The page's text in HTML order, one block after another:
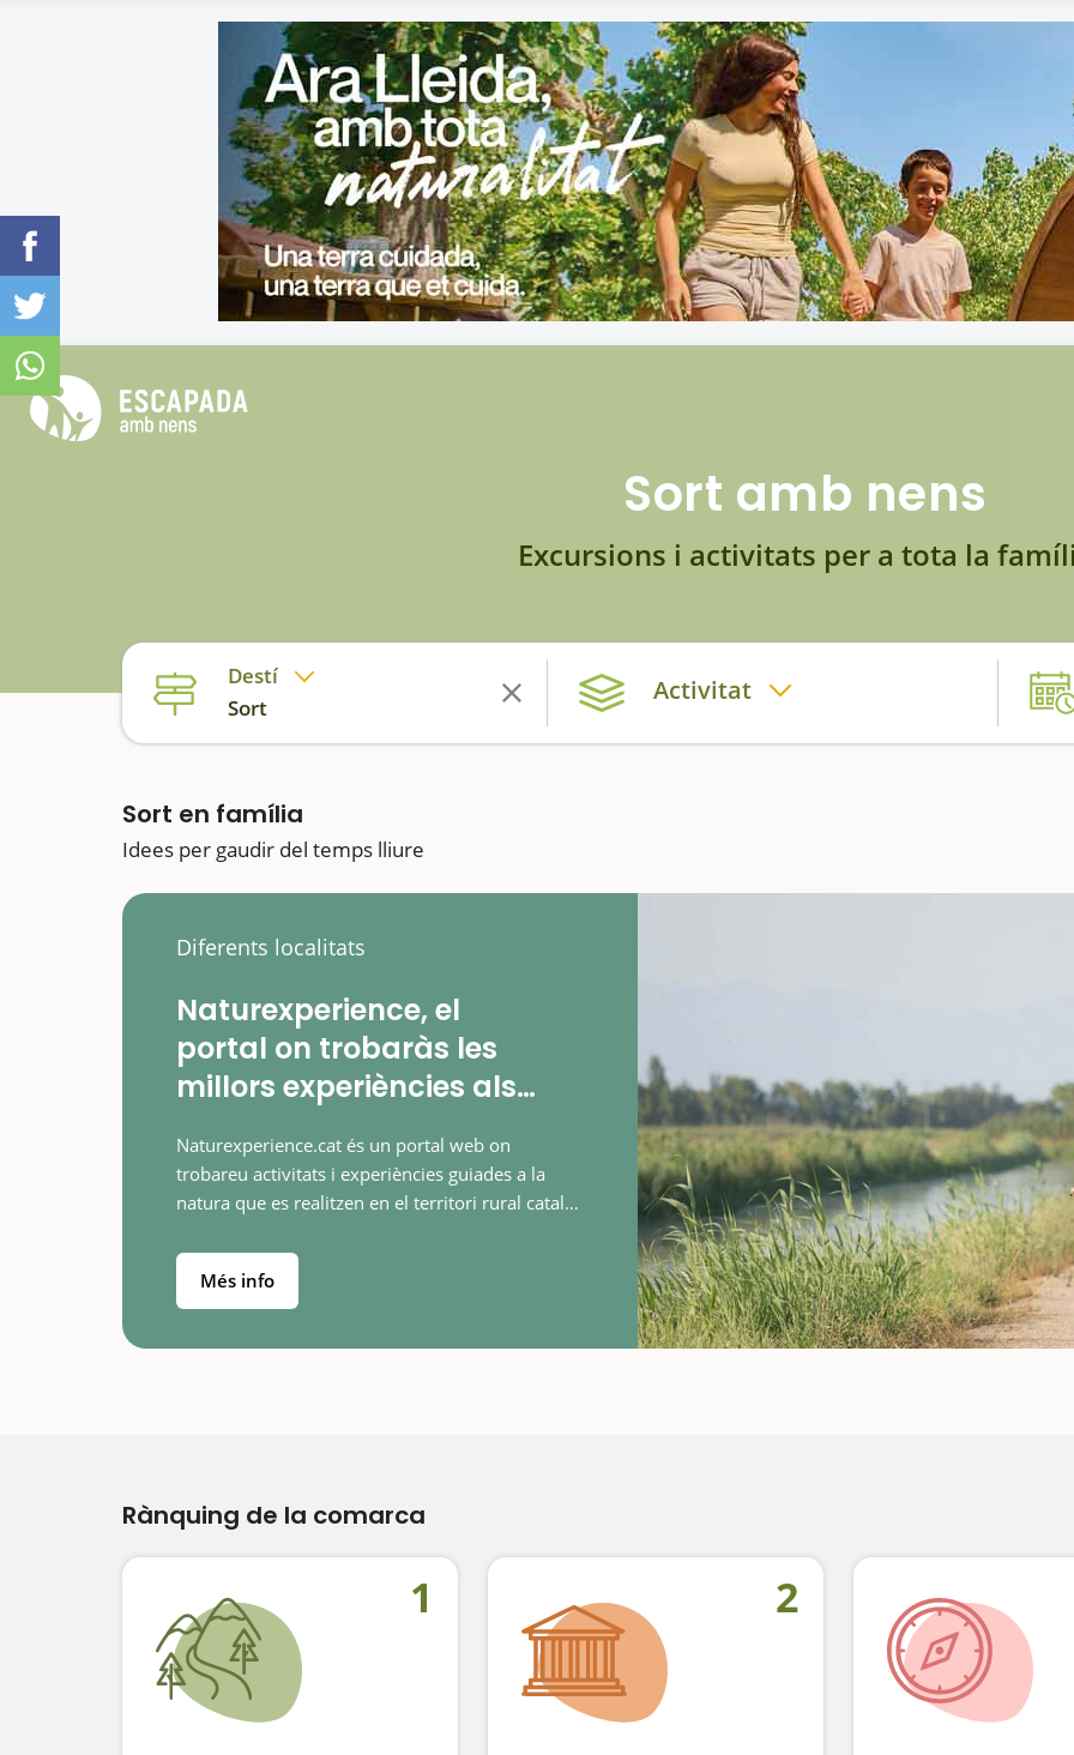
Sort amb nens
Excursions i activitats per a tota la
Destí
Sort
Activitat
Sort en família
Idees per gaudir del temps lliure
Diferents localitats
Naturexperience, el
portal on trobaràs les
millors experiències als
Catalunya
Naturexperience.cat és un portal web on
trobareu activitats i experiències guiades a la
natura que es realitzen en el territori rural català.
per descobrir els entorns…
Més info
Rànquing de la comarca
1 2